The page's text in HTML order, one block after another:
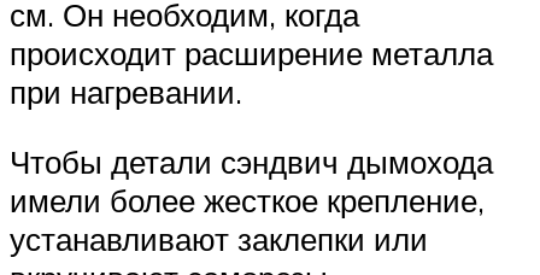
см. Он необходим, когда
происходит расширение металла
при нагревании.
Чтобы детали сэндвич дымохода
имели более жесткое крепление,
устанавливают заклепки или